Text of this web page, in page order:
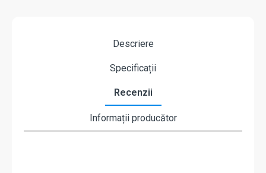
Descriere
Specificații
Recenzii
Informații producător